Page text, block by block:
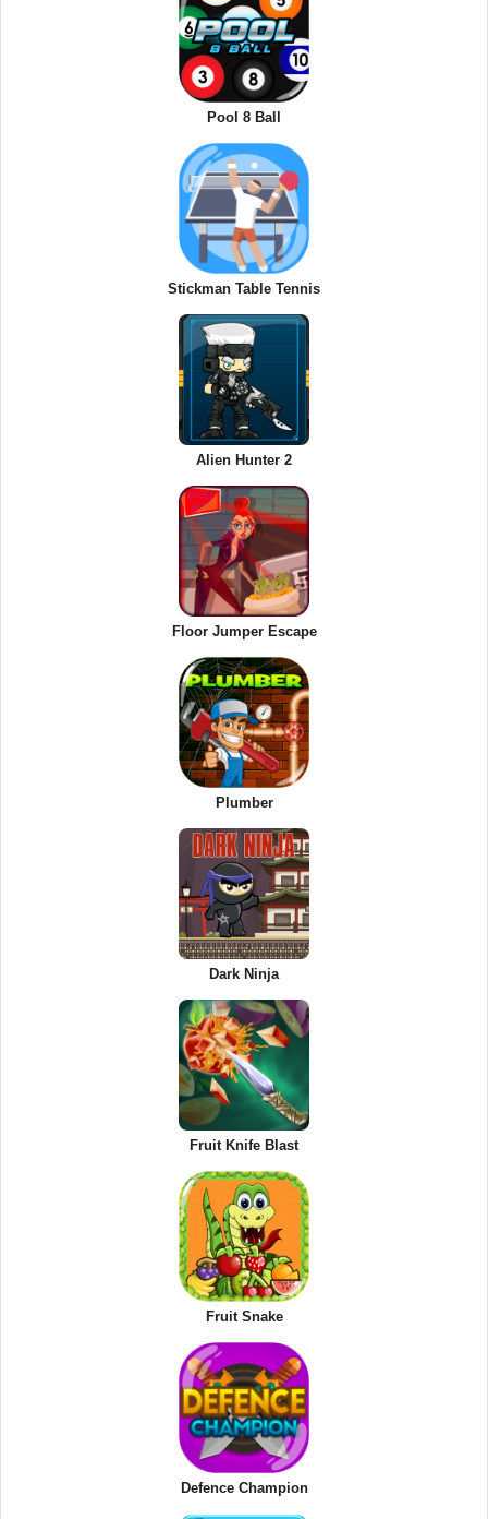
Pool 8 Ball
Stickman Table Tennis
Alien Hunter 2
Floor Jumper Escape
Plumber
Dark Ninja
Fruit Knife Blast
Fruit Snake
Defence Champion